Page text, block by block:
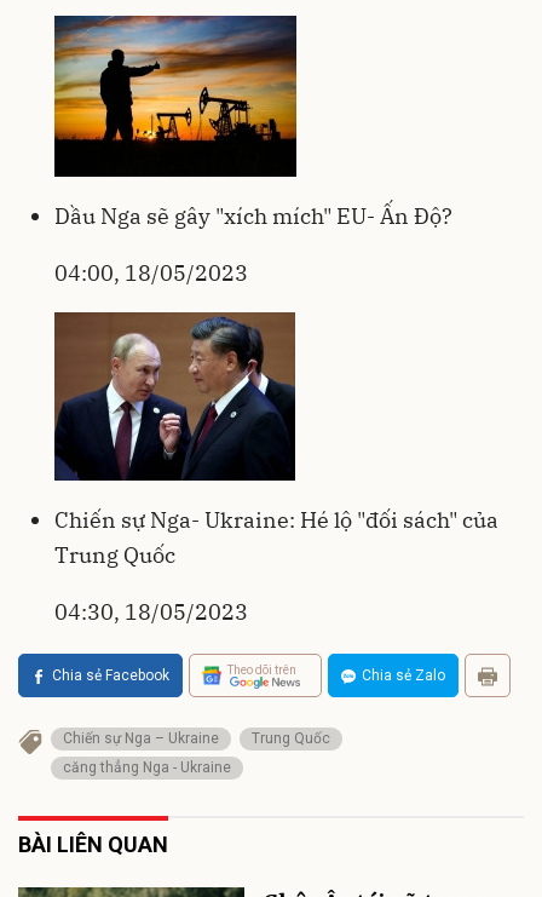
Dầu Nga sẽ gây "xích mích" EU- Ấn Độ?
04:00, 18/05/2023
Chiến sự Nga- Ukraine: Hé lộ "đối sách" của
Trung Quốc
04:30, 18/05/2023
Chia sẻ Facebook Theo dõi trên Chia sẻ Zalo
Chiến sự Nga – Ukraine
Trung Quốc
căng thẳng Nga - Ukraine
BÀI LIÊN QUAN